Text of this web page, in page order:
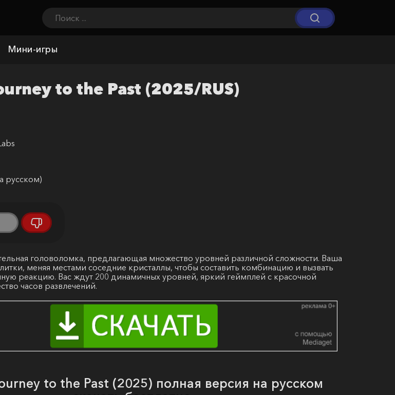
Мини-игры
to the Past (2025/RUS)
русском)
головоломка, предлагающая множество уровней различной сложности. Ваша
меняя местами соседние кристаллы, чтобы составить комбинацию и вызвать
реакцию. Вас ждут 200 динамичных уровней, яркий геймплей с красочной
часов развлечений.
to the Past (2025) полная версия на русском